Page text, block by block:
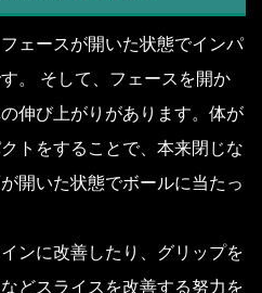
ェースが開いた状態でインパ
。 そして、フェースを開か
伸び上がりがあります。体が
トをすることで、本来閉じな
開いた状態でボールに当たっ
ンに改善したり、グリップを
どスライスを改善する努力を